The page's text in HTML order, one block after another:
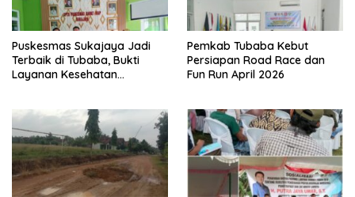
Puskesmas Sukajaya Jadi
Terbaik di Tubaba, Bukti
Layanan Kesehatan
Pemkab Tubaba Kebut
Persiapan Road Race dan
Fun Run April 2026